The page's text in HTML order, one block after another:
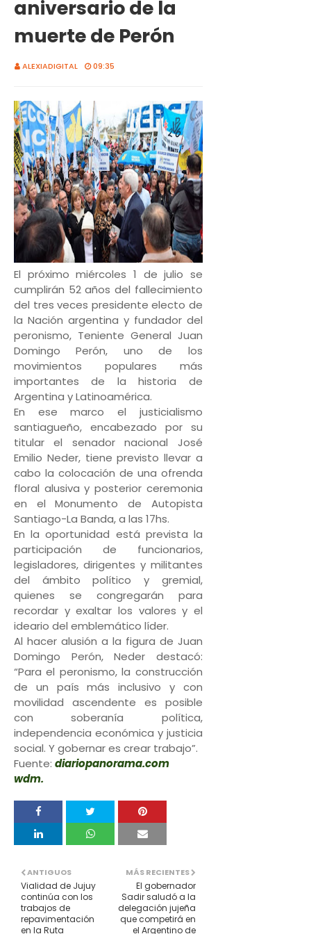
aniversario de la
muerte de Perón
ALEXIADIGITAL 09:35
El próximo miércoles 1 de julio se
cumplirán 52 años del fallecimiento
del tres veces presidente electo de
la Nación argentina y fundador del
peronismo, Teniente General Juan
Domingo Perón, uno de los
movimientos populares más
importantes de la historia de
Argentina y Latinoamérica.
En ese marco el justicialismo
santiagueño, encabezado por su
titular el senador nacional José
Emilio Neder, tiene previsto llevar a
cabo la colocación de una ofrenda
floral alusiva y posterior ceremonia
en el Monumento de Autopista
Santiago-La Banda, a las 17hs.
En la oportunidad está prevista la
participación de funcionarios,
legisladores, dirigentes y militantes
del ámbito político y gremial,
quienes se congregarán para
recordar y exaltar los valores y el
ideario del emblemático líder.
Al hacer alusión a la figura de Juan
Domingo Perón, Neder destacó:
“Para el peronismo, la construcción
de un país más inclusivo y con
movilidad ascendente es posible
con soberanía política,
independencia económica y justicia
social. Y gobernar es crear trabajo”.
Fuente: diariopanorama.com
wdm.
MÁS RECIENTES
El gobernador
Sadir saludó a la
delegación jujeña
que competirá en
el Argentino de
ANTIGUOS
Vialidad de Jujuy
continúa con los
trabajos de
repavimentación
en la Ruta